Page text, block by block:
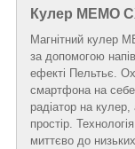
Кулер MEMO
Магнітний кулер
за допомогою
ефекті Пельтьє.
смартфона на
радіатор на
простір.
миттєво до